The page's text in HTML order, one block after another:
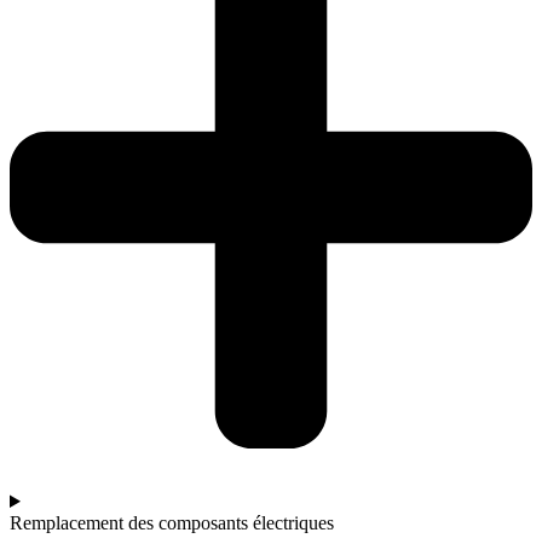
Remplacement des composants électriques